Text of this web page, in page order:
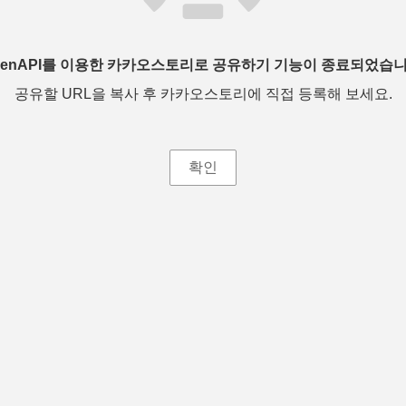
를 이용한 카카오스토리로 공유하기 기능이 종료되었습
공유할 URL을 복사 후 카카오스토리에 직접 등록해 보세요.
확인